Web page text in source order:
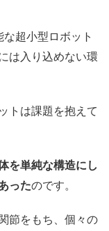
な超小型ロボット
は入り込めない環
トは課題を抱えて
を単純な構造にし
ったのです。
節をもち、個々の